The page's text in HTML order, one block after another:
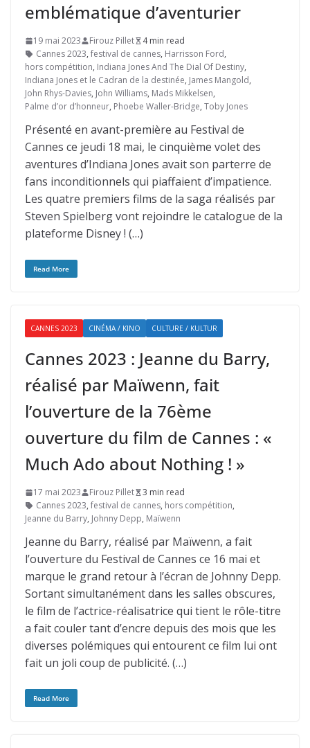
emblématique d’aventurier
19 mai 2023 Firouz Pillet
4 min read
Cannes 2023, festival de cannes, Harrisson Ford,
hors compétition, Indiana Jones And The Dial Of Destiny,
Indiana Jones et le Cadran de la destinée, James Mangold,
John Rhys-Davies, John Williams, Mads Mikkelsen,
Palme d’or d’honneur, Phoebe Waller-Bridge, Toby Jones
Présenté en avant-première au Festival de
Cannes ce jeudi 18 mai, le cinquième volet des
aventures d’Indiana Jones avait son parterre de
fans inconditionnels qui piaffaient d’impatience.
Les quatre premiers films de la saga réalisés par
Steven Spielberg vont rejoindre le catalogue de la
plateforme Disney ! (…)
Read More
CANNES 2023 CINÉMA / KINO CULTURE / KULTUR
Cannes 2023 : Jeanne du Barry,
réalisé par Maïwenn, fait
l’ouverture de la 76ème
ouverture du film de Cannes : «
Much Ado about Nothing ! »
17 mai 2023 Firouz Pillet
3 min read
Cannes 2023, festival de cannes, hors compétition,
Jeanne du Barry, Johnny Depp, Maïwenn
Jeanne du Barry, réalisé par Maïwenn, a fait
l’ouverture du Festival de Cannes ce 16 mai et
marque le grand retour à l’écran de Johnny Depp.
Sortant simultanément dans les salles obscures,
le film de l’actrice-réalisatrice qui tient le rôle-titre
a fait couler tant d’encre depuis des mois que les
diverses polémiques qui entourent ce film lui ont
fait un joli coup de publicité. (…)
Read More